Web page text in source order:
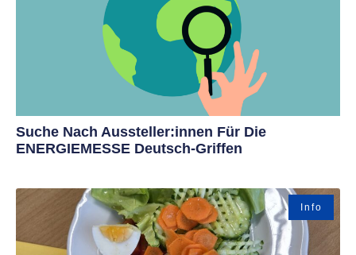
Suche Nach Aussteller:innen Für Die
ENERGIEMESSE Deutsch-Griffen
Info